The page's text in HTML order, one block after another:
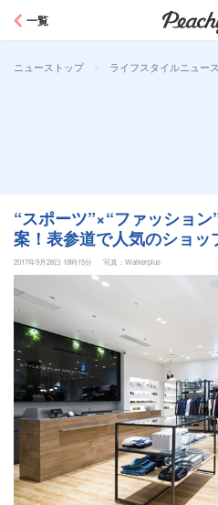
一覧
ニューストップ > ライフスタイルニュース
“スポーツ”×“ファッショ
案！表参道で人気のショッ
2017年9月28日 18時15分 写真：Walkerplus